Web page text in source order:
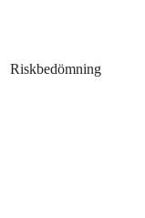
Riskbedömning